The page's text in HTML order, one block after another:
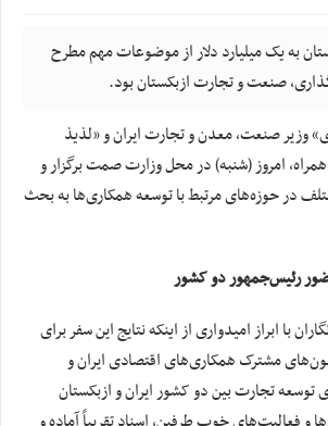
به یک میلیارد دلار از موضوعات مهم مطرح
صنعت و تجارت ازبکستان بود.
وزیر صنعت، معدن و تجارت ایران و «لذیذ
امروز (شنبه) در محل وزارت صمت برگزار و
در حوزه‌های مرتبط با توسعه همکاری‌ها به بحث
رئیس‌جمهور دو کشور
ابراز امیدواری از اینکه نتایج این سفر برای
مشترک همکاری‌های اقتصادی ایران و
تجارت بین دو کشور ایران و ازبکستان